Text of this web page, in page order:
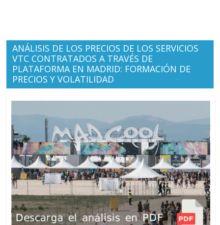
ANÁLISIS DE LOS PRECIOS DE LOS SERVICIOS
VTC CONTRATADOS A TRAVÉS DE
PLATAFORMA EN MADRID: FORMACIÓN DE
PRECIOS Y VOLATILIDAD